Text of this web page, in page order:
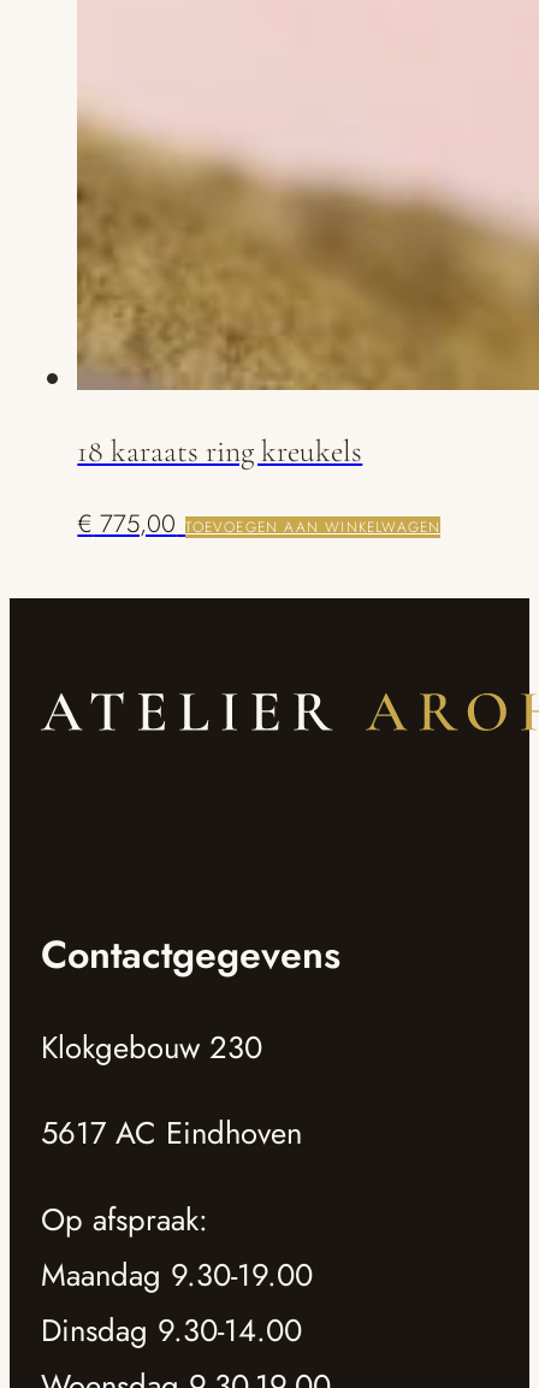
18 karaats ring kreukels
€ 775,00 TOEVOEGEN AAN WINKELWAGEN
Contactgegevens
Klokgebouw 230
5617 AC Eindhoven
Op afspraak:
Maandag 9.30-19.00
Dinsdag 9.30-14.00